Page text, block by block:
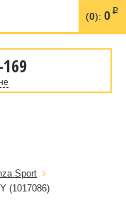
(0): 0 i
Sport
(1017086)